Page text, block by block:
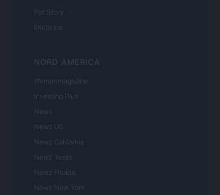
Pet Story
Encocina
NORD AMERICA
Womanmagazine
Investing Plus
Newz
Newz US
Newz California
Newz Texas
Newz Florida
Newz New York